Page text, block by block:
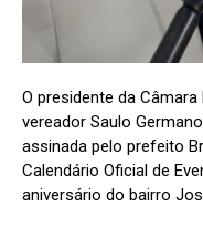
O presidente da
vereador Saulo
assinada pelo prefeito
Calendário Oficial de
aniversário do bairro